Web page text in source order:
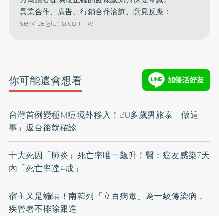
異業合作、廣告、行銷合作洽詢、意見反應：
service@uho.com.tw
你可能還會想看
台灣首例變種M痘境外移入！20多歲男旅泰「做這
事」返台後就確診
十大死因「肺炎」死亡率唯一飆升！醫：癌友感染7天
內「死亡率達4成」
宿主又是蝙蝠！南韓列「立百病毒」為一級傳染病，
疾管署不排除跟進